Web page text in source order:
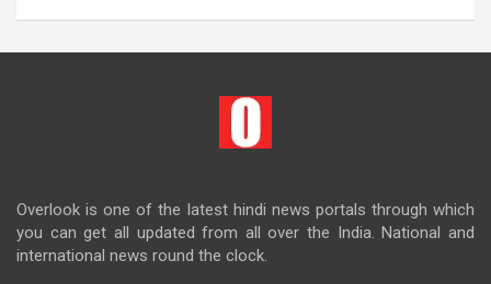
Overlook is one of the latest hindi news portals through which
you can get all updated from all over the India. National and
international news round the clock.